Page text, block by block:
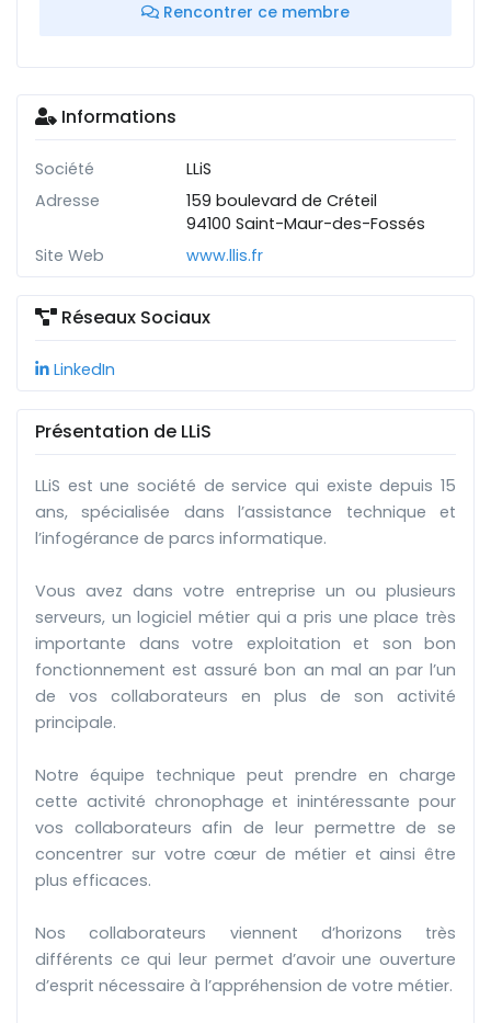
Rencontrer ce membre
Informations
Société
LLiS
Adresse
159 boulevard de Créteil
94100 Saint-Maur-des-Fossés
Site Web
www.llis.fr
Réseaux Sociaux
LinkedIn
Présentation de LLiS
LLiS est une société de service qui existe depuis 15
ans, spécialisée dans l’assistance technique et
l’infogérance de parcs informatique.
Vous avez dans votre entreprise un ou plusieurs
serveurs, un logiciel métier qui a pris une place très
importante dans votre exploitation et son bon
fonctionnement est assuré bon an mal an par l’un
de vos collaborateurs en plus de son activité
principale.
Notre équipe technique peut prendre en charge
cette activité chronophage et inintéressante pour
vos collaborateurs afin de leur permettre de se
concentrer sur votre cœur de métier et ainsi être
plus efficaces.
Nos collaborateurs viennent d’horizons très
différents ce qui leur permet d’avoir une ouverture
d’esprit nécessaire à l’appréhension de votre métier.